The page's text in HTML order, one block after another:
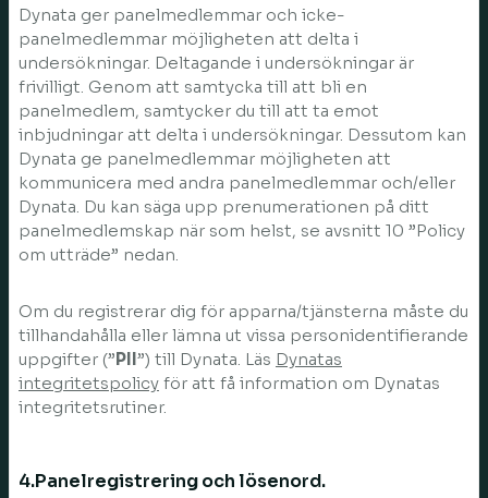
Dynata ger panelmedlemmar och icke-
panelmedlemmar möjligheten att delta i
undersökningar. Deltagande i undersökningar är
frivilligt. Genom att samtycka till att bli en
panelmedlem, samtycker du till att ta emot
inbjudningar att delta i undersökningar. Dessutom kan
Dynata ge panelmedlemmar möjligheten att
kommunicera med andra panelmedlemmar och/eller
Dynata. Du kan säga upp prenumerationen på ditt
panelmedlemskap när som helst, se avsnitt 10 ”Policy
om utträde” nedan.
Om du registrerar dig för apparna/tjänsterna måste du
tillhandahålla eller lämna ut vissa personidentifierande
uppgifter (”PII”) till Dynata. Läs Dynatas
integritetspolicy för att få information om Dynatas
integritetsrutiner.
4.Panelregistrering och lösenord.